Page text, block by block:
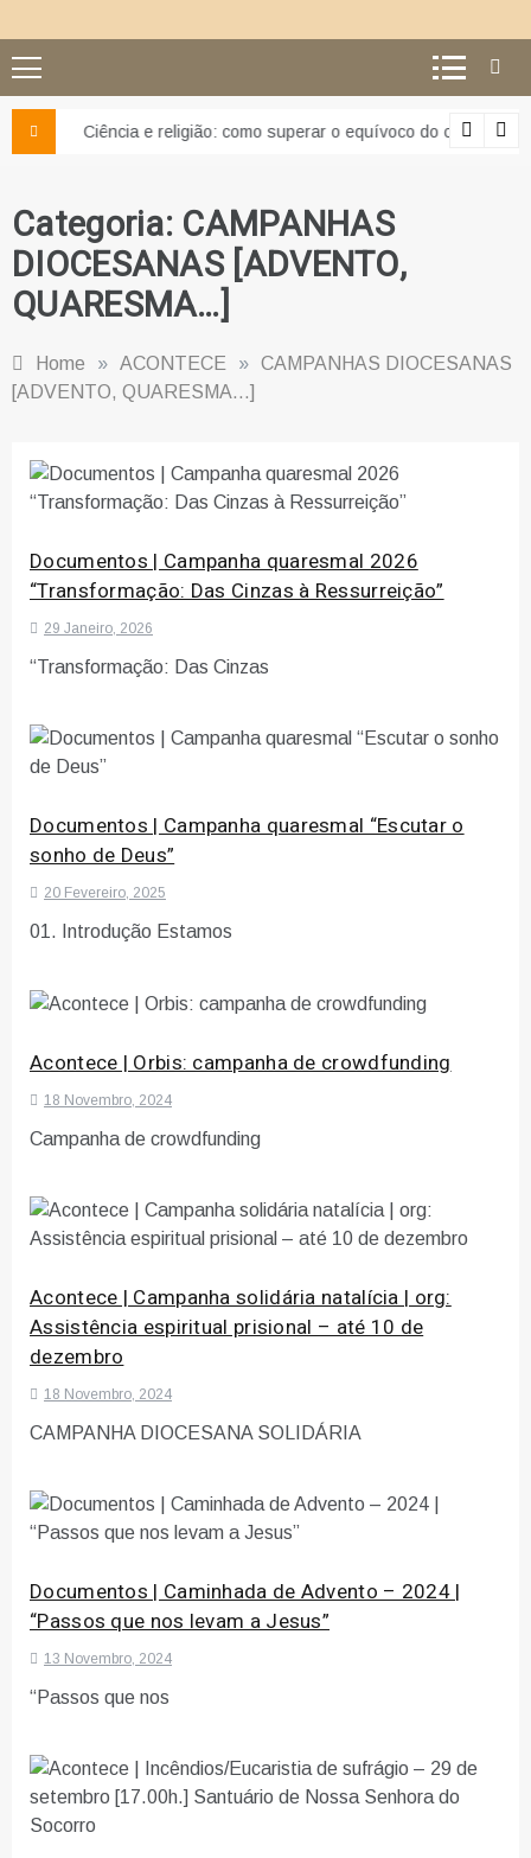
Ciência e religião: como superar o equívoco do conflito
Categoria: CAMPANHAS
DIOCESANAS [ADVENTO,
QUARESMA…]
Home » ACONTECE » CAMPANHAS DIOCESANAS
[ADVENTO, QUARESMA…]
Documentos | Campanha quaresmal 2026
“Transformação: Das Cinzas à Ressurreição”
29 Janeiro, 2026
“Transformação: Das Cinzas
Documentos | Campanha quaresmal “Escutar o
sonho de Deus”
20 Fevereiro, 2025
01. Introdução Estamos
Acontece | Orbis: campanha de crowdfunding
18 Novembro, 2024
Campanha de crowdfunding
Acontece | Campanha solidária natalícia | org:
Assistência espiritual prisional – até 10 de
dezembro
18 Novembro, 2024
CAMPANHA DIOCESANA SOLIDÁRIA
Documentos | Caminhada de Advento – 2024 |
“Passos que nos levam a Jesus”
13 Novembro, 2024
“Passos que nos